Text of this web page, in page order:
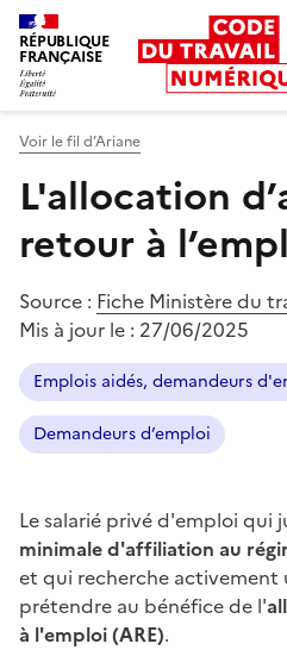
RÉPUBLIQUE
FRANÇAISE
Voir le fil d’Ariane
L'allocation
retour à
Source : Fiche Ministère du
Mis à jour le : 27/06/2025
Emplois aidés, demandeurs
Demandeurs d’emploi
Le salarié privé d'emploi qui
minimale d'affiliation au
et qui recherche activement
prétendre au bénéfice de l'
à l'emploi (ARE).